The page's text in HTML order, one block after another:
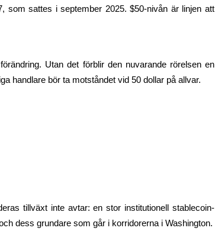
som sattes i september 2025. $50-nivån är linjen att
Utan det förblir den nuvarande rörelsen en
tillväxt inte avtar: en stor institutionell stablecoin-
dess grundare som går i korridorerna i Washington.